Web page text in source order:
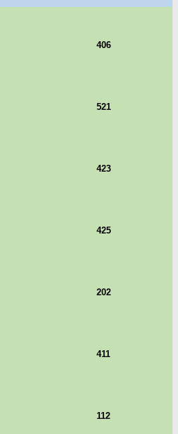
406
521
423
425
202
411
112